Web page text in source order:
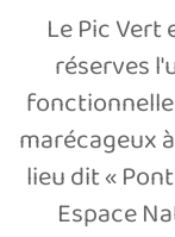
Le Pic
réserves
marécageux
lieu dit «
Espace